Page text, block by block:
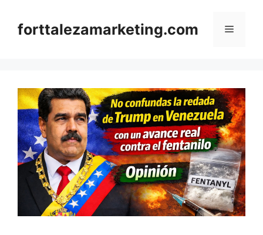
contentforttalezamarketing.com Menu